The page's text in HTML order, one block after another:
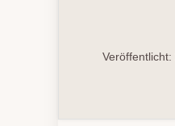
Veröffentlicht: